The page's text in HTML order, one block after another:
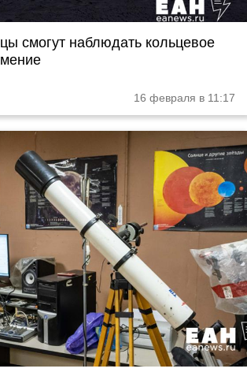
смогут наблюдать кольцевое
16 февраля в 11:17